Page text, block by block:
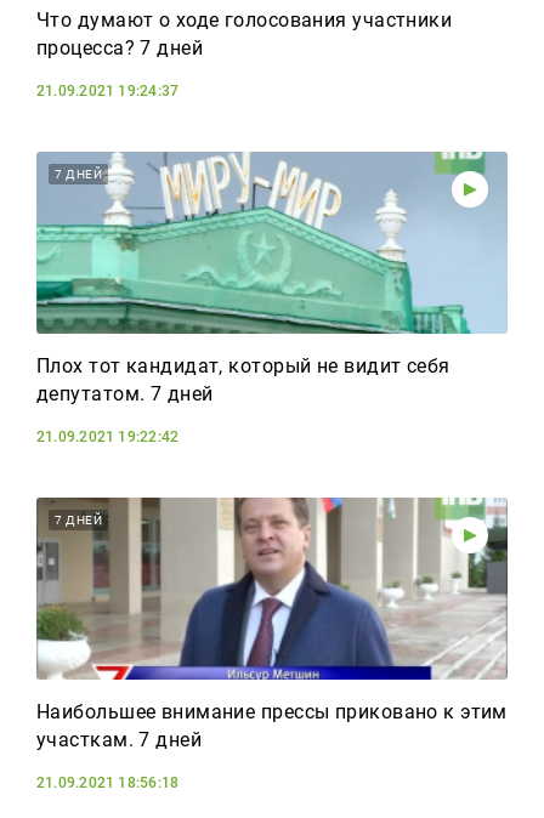
Что думают о ходе голосования участники
процесса? 7 дней
21.09.2021 19:24:37
7 ДНЕЙ
Плох тот кандидат, который не видит себя
депутатом. 7 дней
21.09.2021 19:22:42
7 ДНЕЙ
Наибольшее внимание прессы приковано к этим
участкам. 7 дней
21.09.2021 18:56:18